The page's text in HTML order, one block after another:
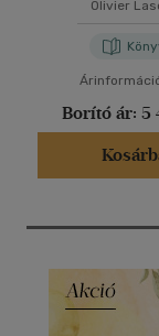
Olivier
Borító ár: 5